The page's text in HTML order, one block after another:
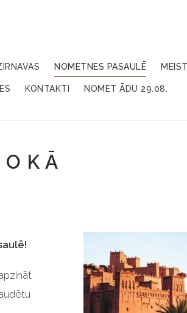
NOMETNES PASAULĒ
KONTAKTI NOMET ĀDU 29.08.
K Ā